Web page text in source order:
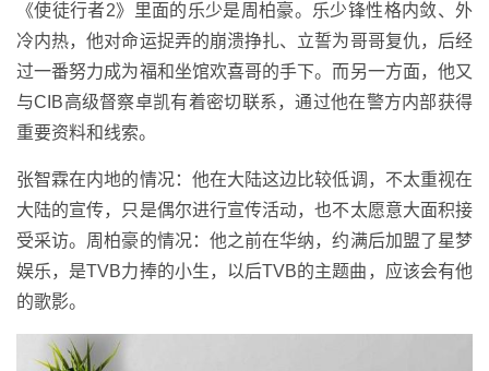
《使徒行者2》里面的乐少是周柏豪。乐少锋性格内敛、外
冷内热，他对命运捉弄的崩溃挣扎、立誓为哥哥复仇，后经
过一番努力成为福和坐馆欢喜哥的手下。而另一方面，他又
与CIB高级督察卓凯有着密切联系，通过他在警方内部获得
重要资料和线索。
张智霖在内地的情况：他在大陆这边比较低调，不太重视在
大陆的宣传，只是偶尔进行宣传活动，也不太愿意大面积接
受采访。周柏豪的情况：他之前在华纳，约满后加盟了星梦
娱乐，是TVB力捧的小生，以后TVB的主题曲，应该会有他
的歌影。